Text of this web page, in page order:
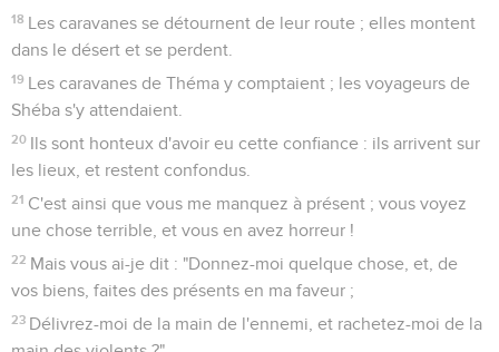
18 Les caravanes se détournent de leur route ; elles montent
dans le désert et se perdent.
19 Les caravanes de Théma y comptaient ; les voyageurs de
Shéba s'y attendaient.
20 Ils sont honteux d'avoir eu cette confiance : ils arrivent sur
les lieux, et restent confondus.
21 C'est ainsi que vous me manquez à présent ; vous voyez
une chose terrible, et vous en avez horreur !
22 Mais vous ai-je dit : "Donnez-moi quelque chose, et, de
vos biens, faites des présents en ma faveur ;
23 Délivrez-moi de la main de l'ennemi, et rachetez-moi de la